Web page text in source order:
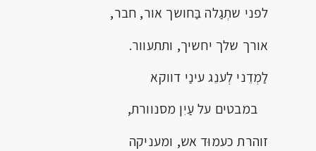
לפני שתְגַלה בַּחושך אור, חבר,
אורך שלך יחשיך, ותתעוור.
לַמְדֵני לְענֵג עינַי דווקא
במבטים על עַיִן מסנוורת,
זוהרת כעמוּד אש, ומעניקה